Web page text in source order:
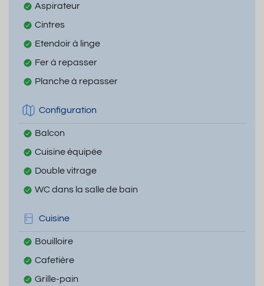
Aspirateur
Cintres
Etendoir à linge
Fer à repasser
Planche à repasser
Configuration
Balcon
Cuisine équipée
Double vitrage
WC dans la salle de bain
Cuisine
Bouilloire
Cafetière
Grille-pain